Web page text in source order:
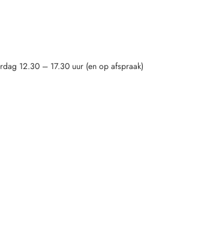
12.30 – 17.30 uur (en op afspraak)